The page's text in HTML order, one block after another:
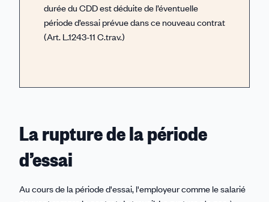
durée du CDD est déduite de l’éventuelle
période d’essai prévue dans ce nouveau contrat
(Art. L.1243-11 C.trav.)
La rupture de la période
d’essai
Au cours de la période d'essai, l'employeur comme le salarié